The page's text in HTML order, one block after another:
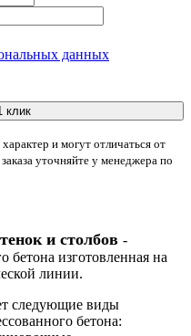
данных
клик
и могут отличаться от
уточняйте у менеджера по
и столбов -
бетона изготовленная на
линии.
следующие виды
бетона: